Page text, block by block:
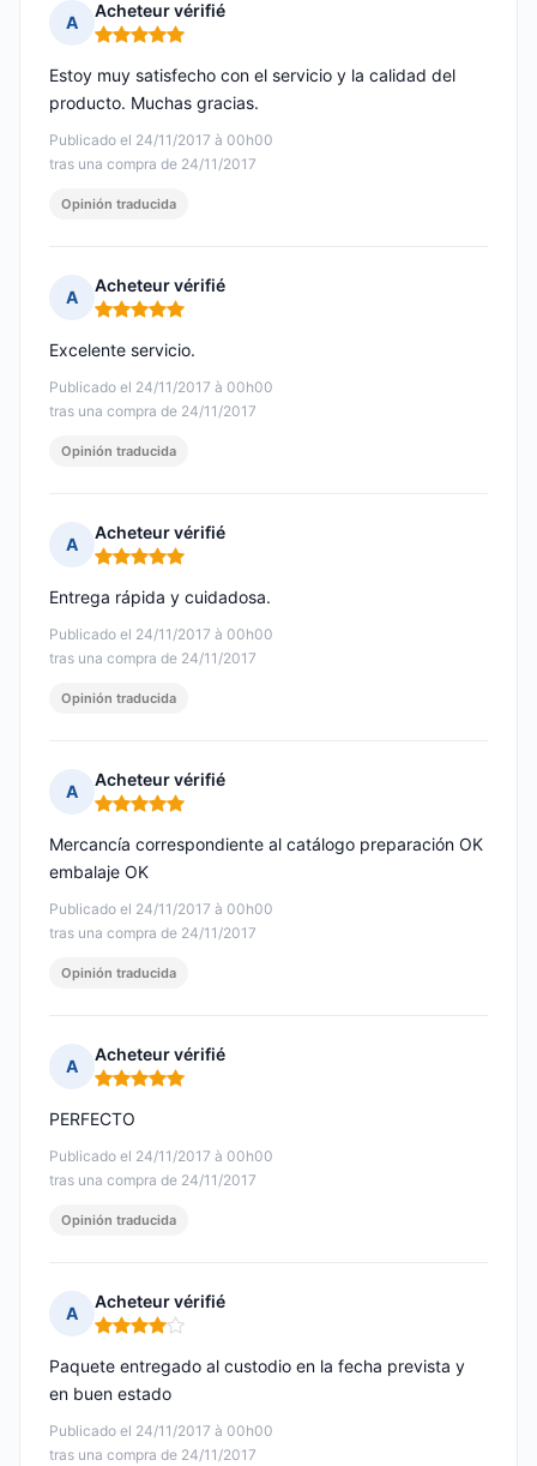
A
Acheteur vérifié
Nota: 5 de 5
Publicado el 24/11/2017 à 00h00
tras una compra de 24/11/2017
Estoy muy satisfecho con el servicio y la calidad del
producto. Muchas gracias.
Opinión traducida
A
Acheteur vérifié
Nota: 5 de 5
Publicado el 24/11/2017 à 00h00
tras una compra de 24/11/2017
Excelente servicio.
Opinión traducida
A
Acheteur vérifié
Nota: 5 de 5
Publicado el 24/11/2017 à 00h00
tras una compra de 24/11/2017
Entrega rápida y cuidadosa.
Opinión traducida
A
Acheteur vérifié
Nota: 5 de 5
Publicado el 24/11/2017 à 00h00
tras una compra de 24/11/2017
Mercancía correspondiente al catálogo preparación OK
embalaje OK
Opinión traducida
A
Acheteur vérifié
Nota: 5 de 5
Publicado el 24/11/2017 à 00h00
tras una compra de 24/11/2017
PERFECTO
Opinión traducida
A
Acheteur vérifié
Nota: 4 de 5
Publicado el 24/11/2017 à 00h00
tras una compra de 24/11/2017
Paquete entregado al custodio en la fecha prevista y
en buen estado